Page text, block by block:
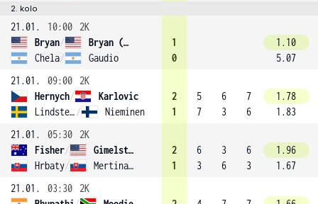
2. kolo
21.01. 10:00
2K
Bryan/
Bryan (1)
Chela/ Gaudio
1
0
1.10
5.07
21.01.
09:00
2K
Hernych/
Karlovic
Lindstedt / Nieminen
2
1
5
7
6
3
7
6
1.78
1.83
21.01.
05:30
2K
Fisher/
Gimelstob
Hrbaty/ Mertinak (15)
2
1
6
3
3
6
6
3
1.96
1.67
21.01.
03:30
2K